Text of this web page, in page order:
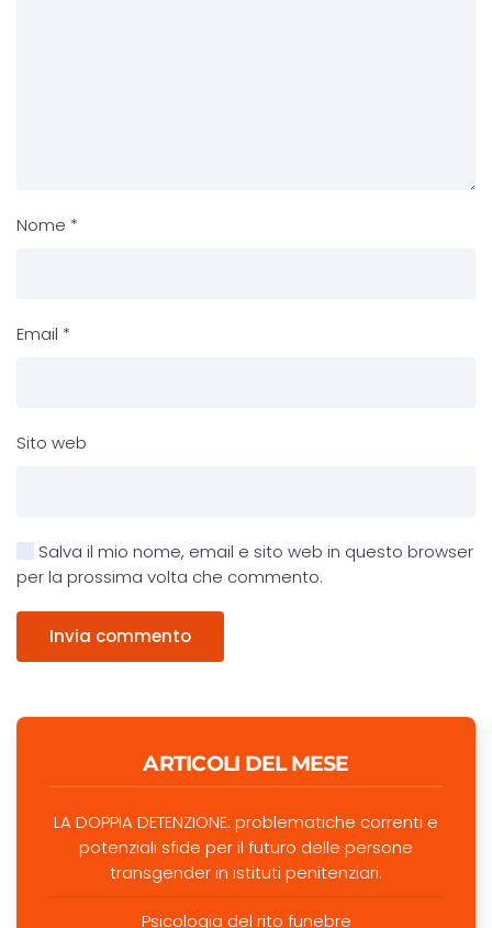
Nome *
Email *
Sito web
Salva il mio nome, email e sito web in questo browser
per la prossima volta che commento.
Invia commento
ARTICOLI DEL MESE
LA DOPPIA DETENZIONE: problematiche correnti e
potenziali sfide per il futuro delle persone
transgender in istituti penitenziari.
Psicologia del rito funebre